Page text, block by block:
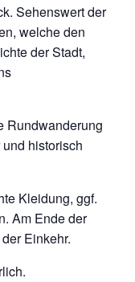
Sehenswert der
welche den
der Stadt,
Rundwanderung
historisch
Kleidung, ggf.
Am Ende der
Einkehr.